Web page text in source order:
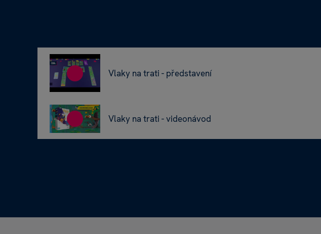
Vlaky na trati - představení
Vlaky na trati - videonávod